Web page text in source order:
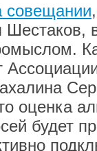
совещании
оценка
будет